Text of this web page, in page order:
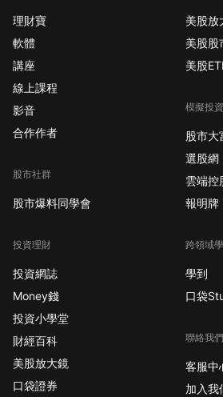
理財寶
軟體
講座
線上課程
影音
合作作者
股市社群
股市爆料同學會
投資理財
投資網誌
Money錢
投資小學堂
財經百科
美股放大鏡
口袋證券
美股放
美股股
美股
模擬投資
股市大
選股網
雲端控
報明牌
跨領域
學到
口袋
聯絡我們
客服中
加入我